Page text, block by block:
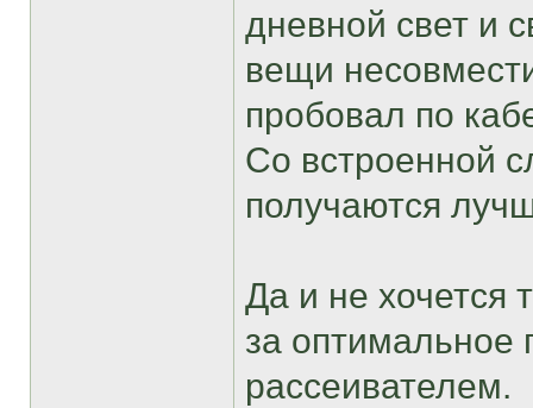
дневной свет и
вещи
пробовал по
Со встроенной
получаются
Да и не хочется
за оптимальное
рассеивателем.